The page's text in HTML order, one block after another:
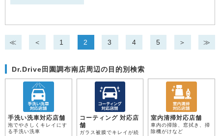
≪ ＜ 1 2 3 4 5 ＞ ≫
Dr.Drive田園調布南店周辺の目的別検索
手洗い洗車対応店舗
泡でやさしくキレイにす
る手洗い洗車
コーティング 対応店
舗
ガラス被膜でキレイが続
室内清掃対応店舗
車内の掃除、窓拭き、掃
除機がけなど